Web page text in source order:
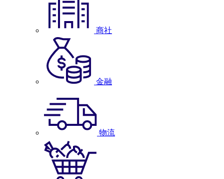
商社
金融
物流